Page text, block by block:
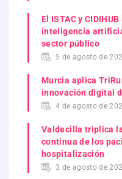
El ISTAC y
inteligencia
sector público
5 de agosto de
Murcia aplica
innovación digital
4 de agosto de
Valdecilla triplica
continua de los
hospitalización
3 de agosto de